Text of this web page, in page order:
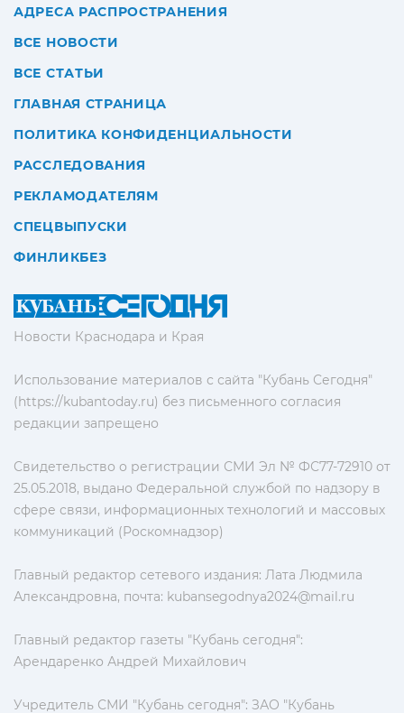
Новости Краснодара и Края
Использование материалов с сайта "Кубань Сегодня"
(https://kubantoday.ru) без письменного согласия
редакции запрещено
Свидетельство о регистрации СМИ Эл № ФС77-72910 от
25.05.2018, выдано Федеральной службой по надзору в
сфере связи, информационных технологий и массовых
коммуникаций (Роскомнадзор)
Главный редактор сетевого издания: Лата Людмила
Александровна, почта: kubansegodnya2024@mail.ru
Главный редактор газеты "Кубань сегодня":
Арендаренко Андрей Михайлович
Учредитель СМИ "Кубань сегодня": ЗАО "Кубань
АДРЕСА РАСПРОСТРАНЕНИЯ
ВСЕ НОВОСТИ
ВСЕ СТАТЬИ
ГЛАВНАЯ СТРАНИЦА
ПОЛИТИКА КОНФИДЕНЦИАЛЬНОСТИ
РАССЛЕДОВАНИЯ
РЕКЛАМОДАТЕЛЯМ
СПЕЦВЫПУСКИ
ФИНЛИКБЕЗ